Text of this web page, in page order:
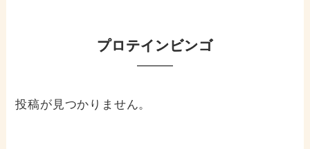
プロテインビンゴ
投稿が見つかりません。